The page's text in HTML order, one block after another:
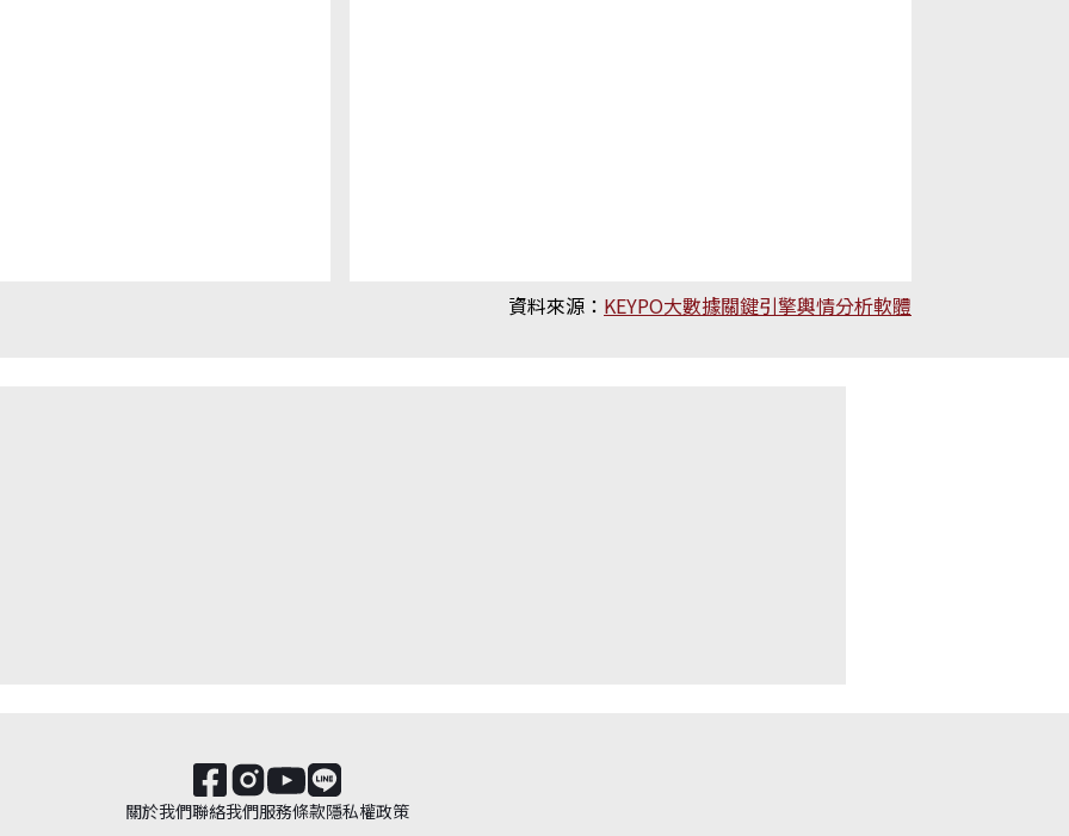
資料來源： KEYPO大數據關鍵引擎輿情分析軟體
關於我們聯絡我們服務條款隱私權政策